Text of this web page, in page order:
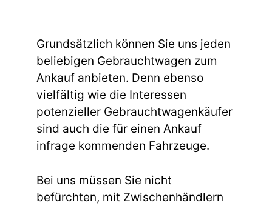
Grundsätzlich können Sie uns jeden
beliebigen Gebrauchtwagen zum
Ankauf anbieten. Denn ebenso
vielfältig wie die Interessen
potenzieller Gebrauchtwagenkäufer
sind auch die für einen Ankauf
infrage kommenden Fahrzeuge.
Bei uns müssen Sie nicht
befürchten, mit Zwischenhändlern